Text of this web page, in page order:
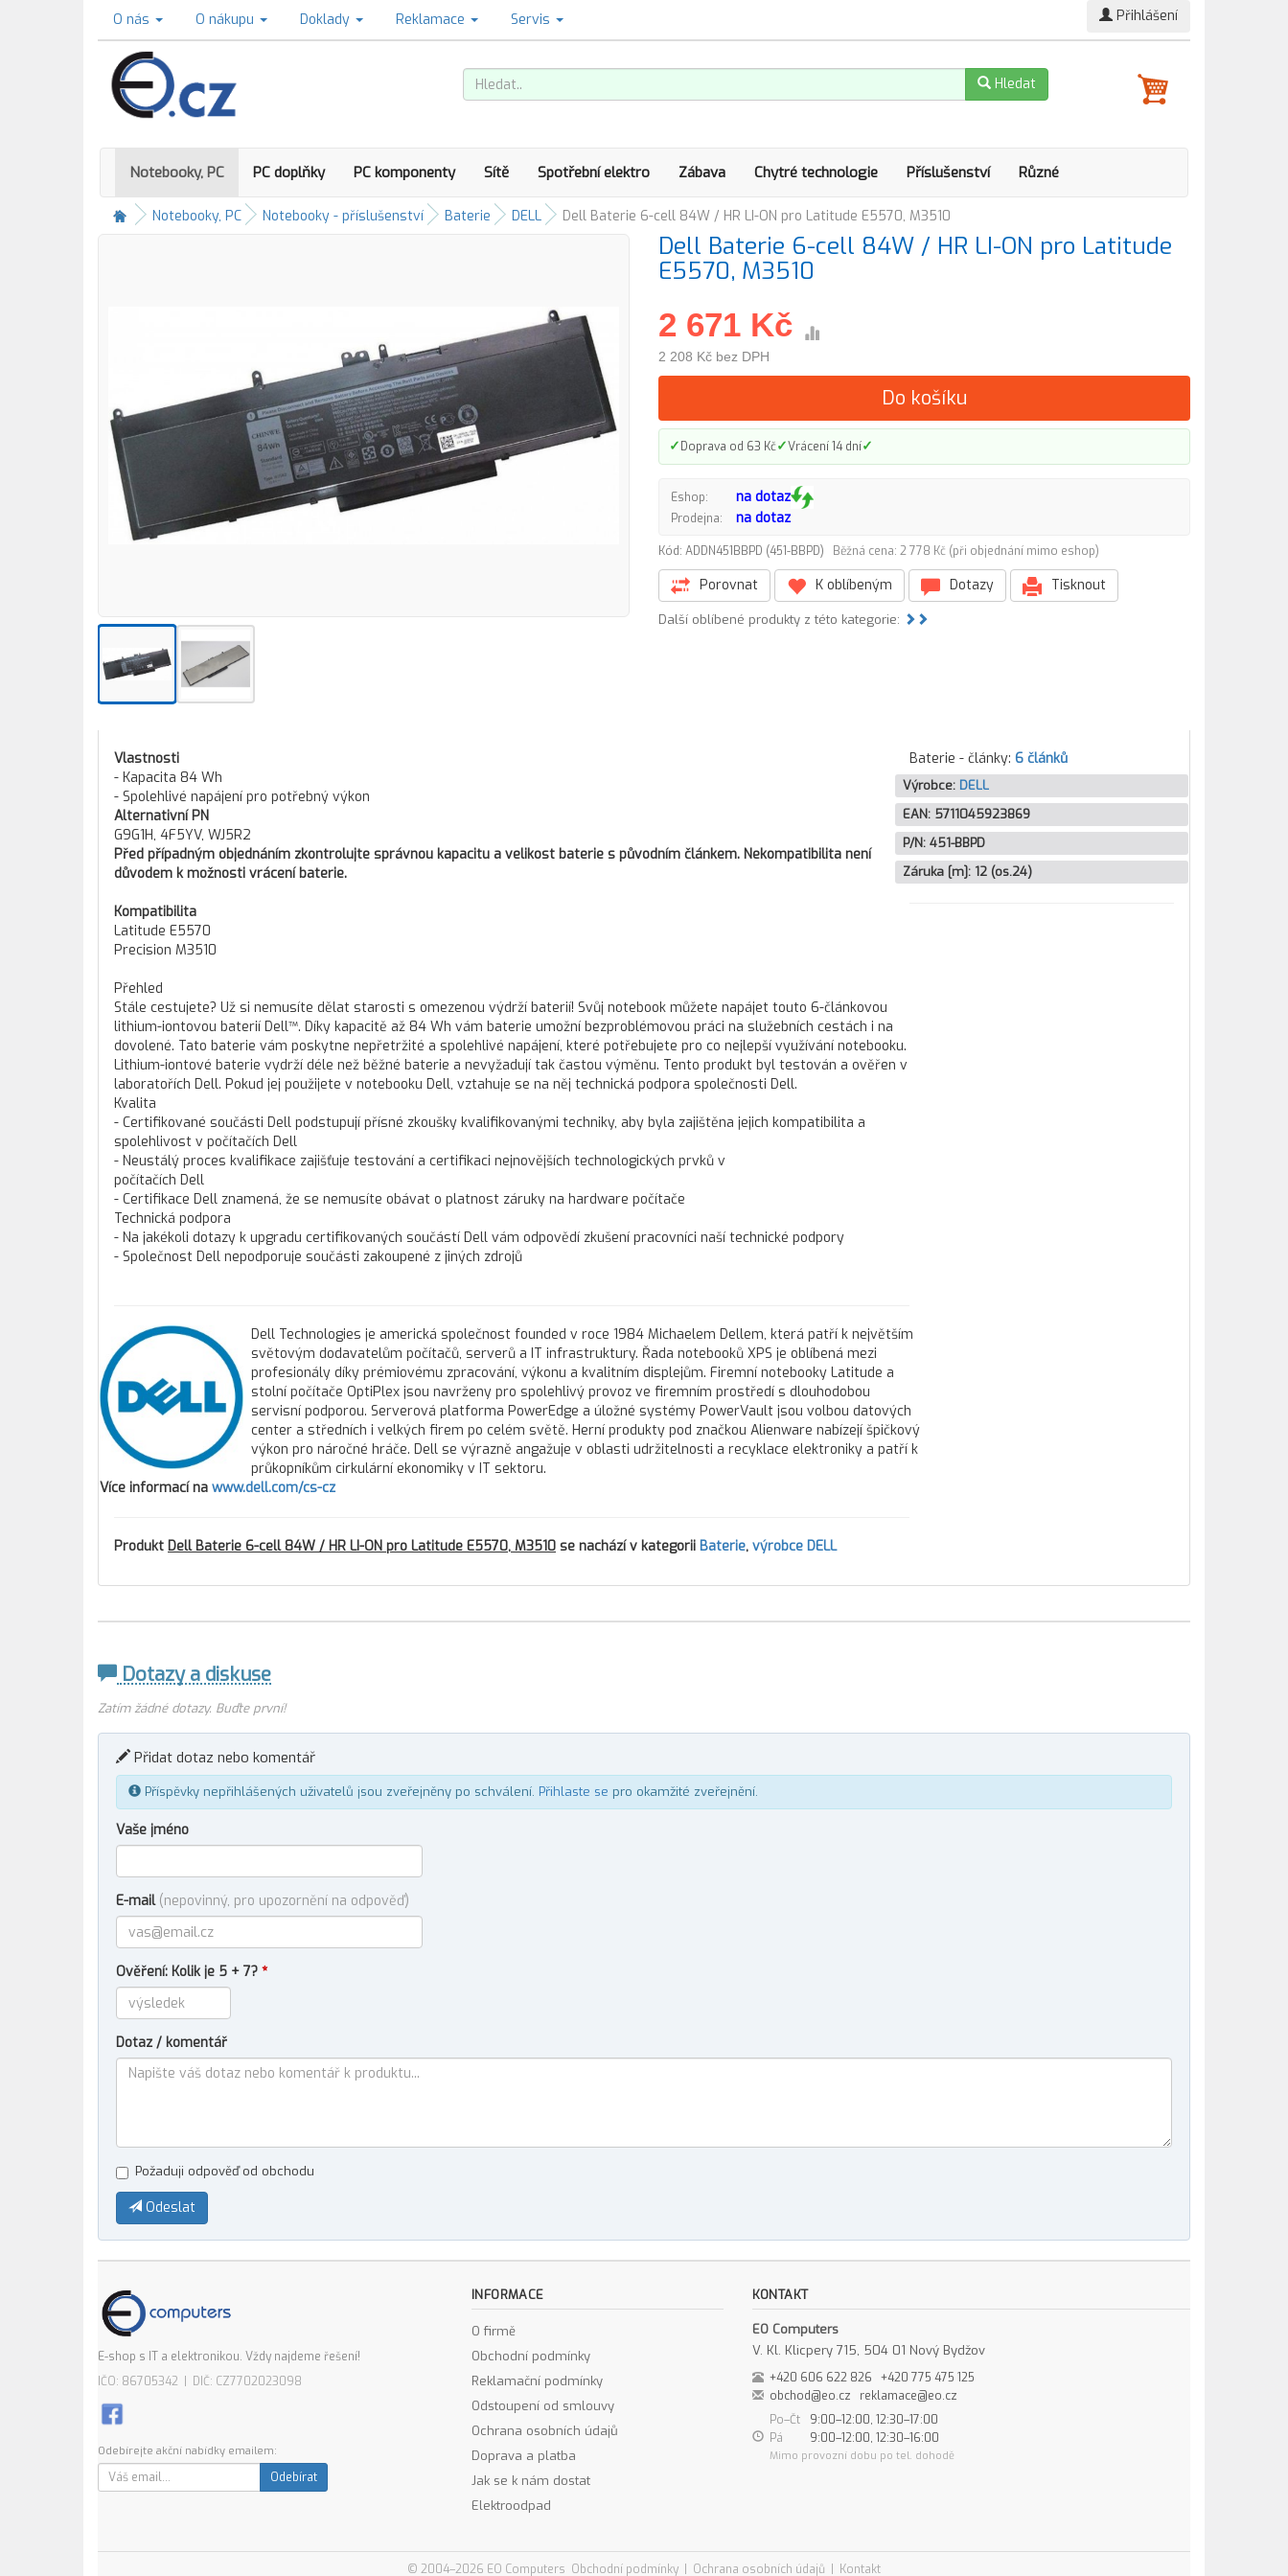
O nás O nákupu Doklady Reklamace Servis Přihlášení
Hledat
Notebooky, PC PC doplňky PC komponenty Sítě Spotřební elektro Zábava Chytré technologie Příslušenství Různé
Notebooky, PC Notebooky - příslušenství Baterie DELL Dell Baterie 6-cell 84W / HR LI-ON pro Latitude E5570, M3510
Dell Baterie 6-cell 84W / HR LI-ON pro Latitude
E5570, M3510
2 671 Kč
2 208 Kč bez DPH
Do košíku
✓Doprava od 63 Kč✓Vrácení 14 dní✓
Eshop: na dotaz
Prodejna: na dotaz
Kód: ADDN451BBPD (451-BBPD) Běžná cena: 2 778 Kč (při objednání mimo eshop)
Porovnat K oblíbeným Dotazy Tisknout
Další oblíbené produkty z této kategorie:
Vlastnosti
- Kapacita 84 Wh
- Spolehlivé napájení pro potřebný výkon
Alternativní PN
G9G1H, 4F5YV, WJ5R2
Před případným objednáním zkontrolujte správnou kapacitu a velikost baterie s původním článkem. Nekompatibilita není
důvodem k možnosti vrácení baterie.
Kompatibilita
Latitude E5570
Precision M3510
Přehled
Stále cestujete? Už si nemusíte dělat starosti s omezenou výdrží baterií! Svůj notebook můžete napájet touto 6-článkovou
lithium-iontovou baterií Dell™. Díky kapacitě až 84 Wh vám baterie umožní bezproblémovou práci na služebních cestách i na
dovolené. Tato baterie vám poskytne nepřetržité a spolehlivé napájení, které potřebujete pro co nejlepší využívání notebooku.
Lithium-iontové baterie vydrží déle než běžné baterie a nevyžadují tak častou výměnu. Tento produkt byl testován a ověřen v
laboratořích Dell. Pokud jej použijete v notebooku Dell, vztahuje se na něj technická podpora společnosti Dell.
Kvalita
- Certifikované součásti Dell podstupují přísné zkoušky kvalifikovanými techniky, aby byla zajištěna jejich kompatibilita a
spolehlivost v počítačích Dell
- Neustálý proces kvalifikace zajišťuje testování a certifikaci nejnovějších technologických prvků v
počítačích Dell
- Certifikace Dell znamená, že se nemusíte obávat o platnost záruky na hardware počítače
Technická podpora
- Na jakékoli dotazy k upgradu certifikovaných součástí Dell vám odpovědí zkušení pracovníci naší technické podpory
- Společnost Dell nepodporuje součásti zakoupené z jiných zdrojů
Dell Technologies je americká společnost founded v roce 1984 Michaelem Dellem, která patří k největším
světovým dodavatelům počítačů, serverů a IT infrastruktury. Řada notebooků XPS je oblíbená mezi
profesionály díky prémiovému zpracování, výkonu a kvalitním displejům. Firemní notebooky Latitude a
stolní počítače OptiPlex jsou navrženy pro spolehlivý provoz ve firemním prostředí s dlouhodobou
servisní podporou. Serverová platforma PowerEdge a úložné systémy PowerVault jsou volbou datových
center a středních i velkých firem po celém světě. Herní produkty pod značkou Alienware nabízejí špičkový
výkon pro náročné hráče. Dell se výrazně angažuje v oblasti udržitelnosti a recyklace elektroniky a patří k
průkopníkům cirkulární ekonomiky v IT sektoru.
Více informací na www.dell.com/cs-cz
Produkt Dell Baterie 6-cell 84W / HR LI-ON pro Latitude E5570, M3510 se nachází v kategorii Baterie, výrobce DELL
Baterie - články: 6 článků
Výrobce: DELL
EAN: 5711045923869
P/N: 451-BBPD
Záruka [m]: 12 (os.24)
Dotazy a diskuse
Zatím žádné dotazy. Buďte první!
Přidat dotaz nebo komentář
Příspěvky nepřihlášených uživatelů jsou zveřejněny po schválení. Přihlaste se pro okamžité zveřejnění.
Vaše jméno
E-mail (nepovinný, pro upozornění na odpověď)
Ověření: Kolik je 5 + 7? *
Dotaz / komentář
Požaduji odpověď od obchodu
Odeslat
E-shop s IT a elektronikou. Vždy najdeme řešení!
IČO: 86705342 | DIČ: CZ7702023098
Odebírejte akční nabídky emailem:
Odebírat
INFORMACE
O firmě
Obchodní podmínky
Reklamační podmínky
Odstoupení od smlouvy
Ochrana osobních údajů
Doprava a platba
Jak se k nám dostat
Elektroodpad
KONTAKT
EO Computers
V. Kl. Klicpery 715, 504 01 Nový Bydžov
+420 606 622 826
+420 775 475 125
obchod@eo.cz
reklamace@eo.cz
Po–Čt
9:00–12:00, 12:30–17:00
Pá
9:00–12:00, 12:30–16:00
Mimo provozní dobu po tel. dohodě
© 2004–2026 EO Computers Obchodní podmínky Ochrana osobních údajů Kontakt